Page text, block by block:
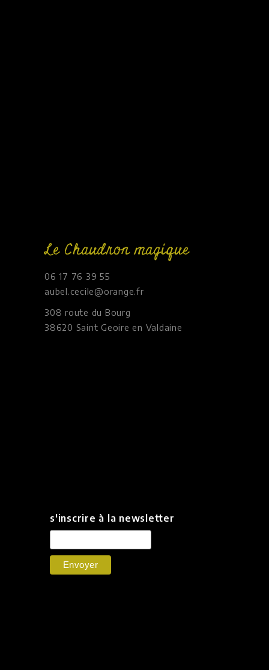
Le Chaudron magique
06 17 76 39 55
aubel.cecile@orange.fr
308 route du Bourg
38620 Saint Geoire en Valdaine
s'inscrire à la newsletter